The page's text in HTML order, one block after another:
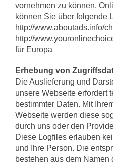
vornehmen zu können.
können Sie über folgende
http://www.aboutads.info/
http://
für Europa
Erhebung von
Die Auslieferung und
unsere Webseite erfordert
bestimmter Daten. Mit
Webseite werden diese
durch uns oder den
Diese Logfiles erlauben
und Ihre Person. Die
bestehen aus dem Namen